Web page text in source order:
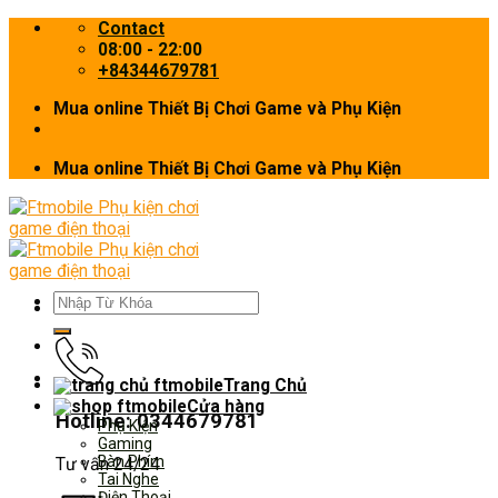
Skip
Contact
08:00 - 22:00
+84344679781
Mua online Thiết Bị Chơi Game và Phụ Kiện
Mua online Thiết Bị Chơi Game và Phụ Kiện
Hotline: 0344679781
Tư vấn 24/24
Tìm
Trang Chủ
Cửa hàng
Phụ Kiện
Gaming
Bàn Phím
Tai Nghe